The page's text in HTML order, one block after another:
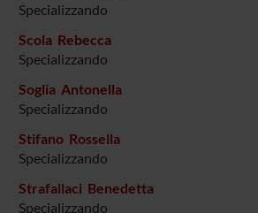
Specializzando
Scola Rebecca
Specializzando
Soglia Antonella
Specializzando
Stifano Rossella
Specializzando
Strafallaci Benedetta
Specializzando